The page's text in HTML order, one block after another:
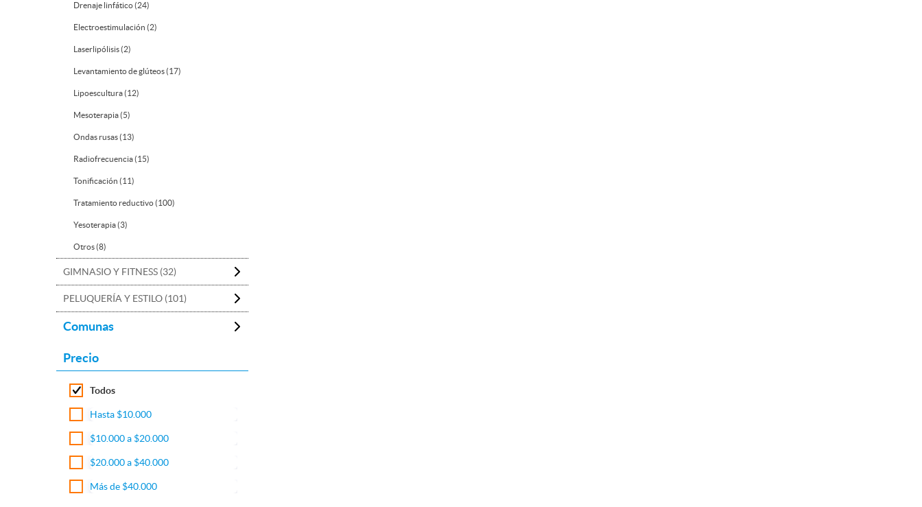
Drenaje linfático (24)
Electroestimulación (2)
Laserlipólisis (2)
Levantamiento de glúteos (17)
Lipoescultura (12)
Mesoterapia (5)
Ondas rusas (13)
Radiofrecuencia (15)
Tonificación (11)
Tratamiento reductivo (100)
Yesoterapia (3)
Otros (8)
GIMNASIO Y FITNESS (32)
PELUQUERÍA Y ESTILO (101)
Comunas
Precio
Todos
Hasta $10.000
$10.000 a $20.000
$20.000 a $40.000
Más de $40.000